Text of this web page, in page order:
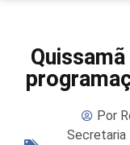
Por
Secretaria